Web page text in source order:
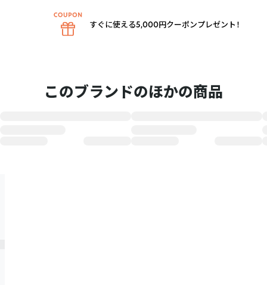
このブランドのほかの商品
すぐに使える5,000円クーポンプレゼント！